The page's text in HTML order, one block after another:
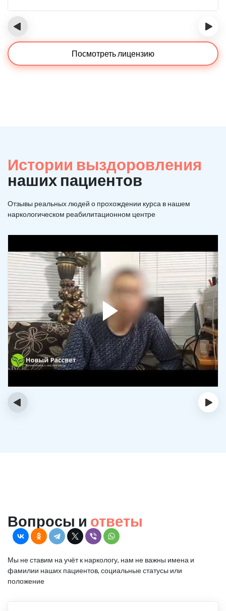
‹ ›
Посмотреть лицензию
Истории выздоровления
наших пациентов
Отзывы реальных людей о прохождении курса в нашем
наркологическом реабилитационном центре
‹ ›
Вопросы и ответы
Мы не ставим на учёт к наркологу, нам не важны имена и
фамилии наших пациентов, социальные статусы или
положение